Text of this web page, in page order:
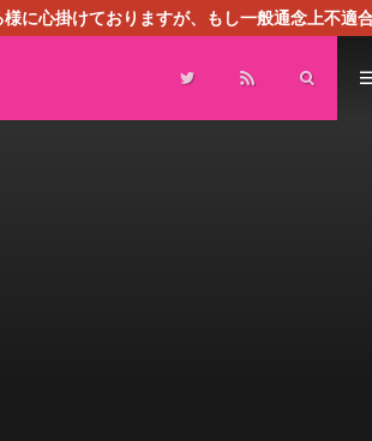
に心掛けておりますが、もし一般通念上不適